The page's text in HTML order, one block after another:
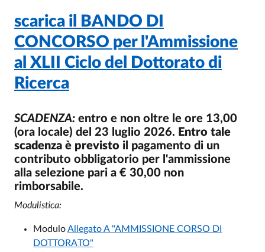
scarica il BANDO DI
CONCORSO per l'Ammissione
al XLII Ciclo del Dottorato di
Ricerca
SCADENZA: entro e non oltre le ore 13,00
(ora locale) del 23 luglio 2026. Entro tale
scadenza è previsto il pagamento di un
contributo obbligatorio per l'ammissione
alla selezione pari a € 30,00 non
rimborsabile.
Modulistica:
ModuloAllegato A "AMMISSIONE CORSO DI
DOTTORATO"